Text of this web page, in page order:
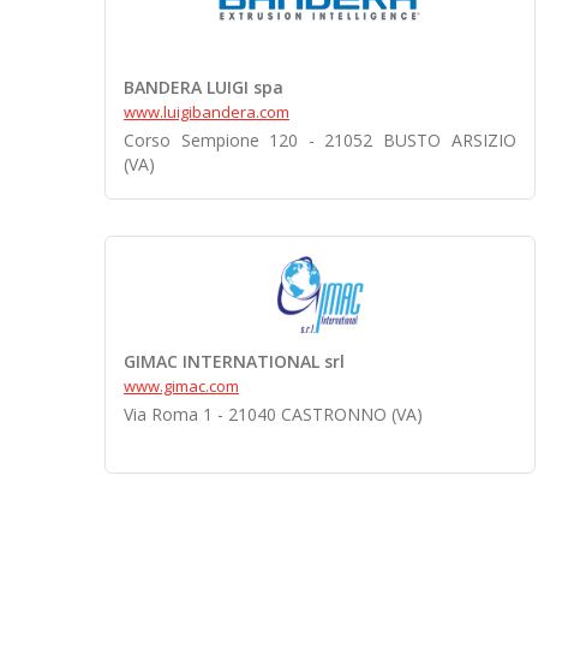
BANDERA LUIGI spa
www.luigibandera.com
Corso Sempione 120 - 21052 BUSTO ARSIZIO
(VA)
GIMAC INTERNATIONAL srl
www.gimac.com
Via Roma 1 - 21040 CASTRONNO (VA)